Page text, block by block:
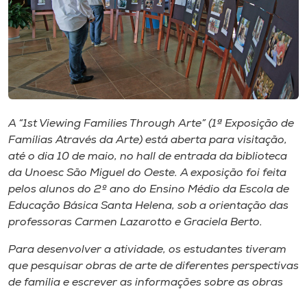
Biblioteca
Editora
Museu
Unoesc
Store
Selecione
o idioma
A “1st Viewing Families Through Arte” (1ª Exposição de
Famílias Através da Arte) está aberta para visitação,
até o dia 10 de maio, no hall de entrada da biblioteca
da Unoesc São Miguel do Oeste. A exposição foi feita
pelos alunos do 2º ano do Ensino Médio da Escola de
Educação Básica Santa Helena, sob a orientação das
professoras Carmen Lazarotto e Graciela Berto.
Para desenvolver a atividade, os estudantes tiveram
que pesquisar obras de arte de diferentes perspectivas
de família e escrever as informações sobre as obras